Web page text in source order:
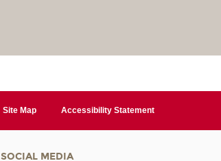
Site Map Accessibility Statement
SOCIAL MEDIA